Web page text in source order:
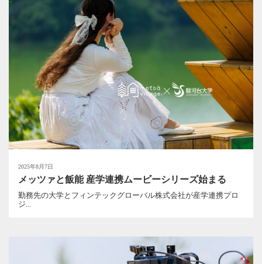
2025年8月7日
メッツァと飯能 産学連携ムービーシリーズ始まる
勤務先の大学とフィンテックグローバル株式会社が産学連携プロ
ジ...